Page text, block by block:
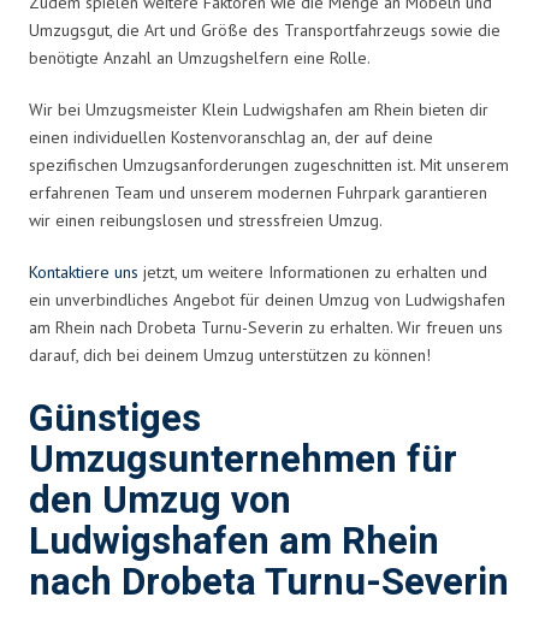
Umzugsgut, die Art und Größe des Transportfahrzeugs sowie die
benötigte Anzahl an Umzugshelfern eine Rolle.
Wir bei Umzugsmeister Klein Ludwigshafen am Rhein bieten dir
einen individuellen Kostenvoranschlag an, der auf deine
spezifischen Umzugsanforderungen zugeschnitten ist. Mit unserem
erfahrenen Team und unserem modernen Fuhrpark garantieren
wir einen reibungslosen und stressfreien Umzug.
Kontaktiere uns jetzt, um weitere Informationen zu erhalten und
ein unverbindliches Angebot für deinen Umzug von Ludwigshafen
am Rhein nach Drobeta Turnu-Severin zu erhalten. Wir freuen uns
darauf, dich bei deinem Umzug unterstützen zu können!
Günstiges
Umzugsunternehmen für
den Umzug von
Ludwigshafen am Rhein
nach Drobeta Turnu-Severin